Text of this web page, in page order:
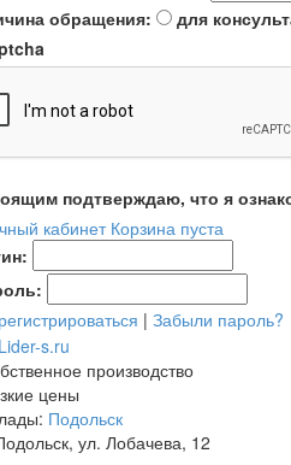
обращения: для
подтверждаю, что я
кабинет Корзина пуста
| Забыли пароль?
производство
цены
Подольск
ул. Лобачева, 12